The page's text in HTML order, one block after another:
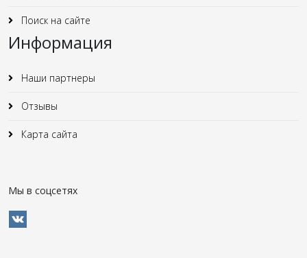
Поиск на сайте
Информация
Наши партнеры
Отзывы
Карта сайта
Мы в соцсетях